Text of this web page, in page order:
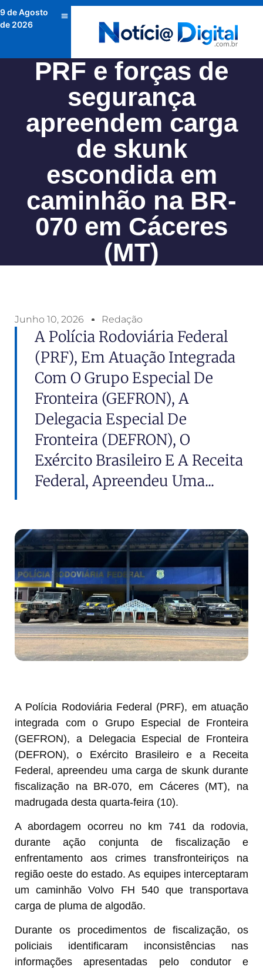
9 de Agosto
de 2026
PRF e forças de
segurança
apreendem carga
de skunk
escondida em
caminhão na BR-
070 em Cáceres
(MT)
Junho 10, 2026 Redação
A Polícia Rodoviária Federal
(PRF), Em Atuação Integrada
Com O Grupo Especial De
Fronteira (GEFRON), A
Delegacia Especial De
Fronteira (DEFRON), O
Exército Brasileiro E A Receita
Federal, Apreendeu Uma...
A Polícia Rodoviária Federal (PRF), em atuação
integrada com o Grupo Especial de Fronteira
(GEFRON), a Delegacia Especial de Fronteira
(DEFRON), o Exército Brasileiro e a Receita
Federal, apreendeu uma carga de skunk durante
fiscalização na BR-070, em Cáceres (MT), na
madrugada desta quarta-feira (10).
A abordagem ocorreu no km 741 da rodovia,
durante ação conjunta de fiscalização e
enfrentamento aos crimes transfronteiriços na
região oeste do estado. As equipes interceptaram
um caminhão Volvo FH 540 que transportava
carga de pluma de algodão.
Durante os procedimentos de fiscalização, os
policiais identificaram inconsistências nas
informações apresentadas pelo condutor e